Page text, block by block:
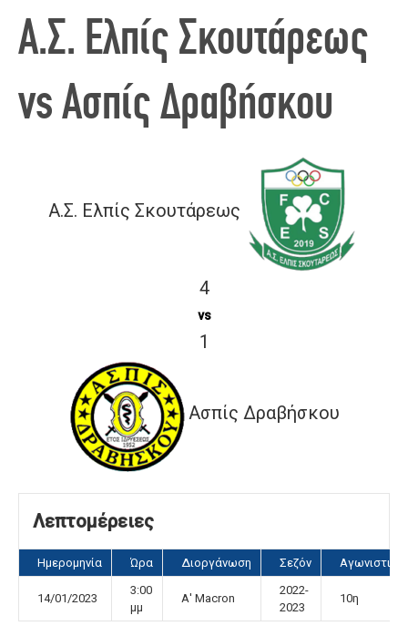
Α.Σ. Ελπίς Σκουτάρεως
vs Ασπίς Δραβήσκου
Α.Σ. Ελπίς Σκουτάρεως
4
vs
1
Ασπίς Δραβήσκου
Λεπτομέρειες
Ημερομηνία Ώρα Διοργάνωση Σεζόν Αγωνιστική
14/01/2023
3:00
μμ
Α' Macron
2022-
2023
10η